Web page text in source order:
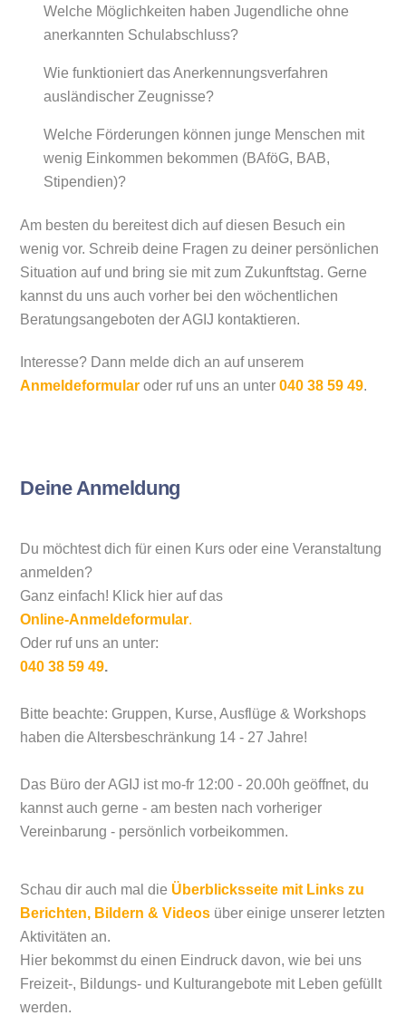
Welche Möglichkeiten haben Jugendliche ohne
anerkannten Schulabschluss?
Wie funktioniert das Anerkennungsverfahren
ausländischer Zeugnisse?
Welche Förderungen können junge Menschen mit
wenig Einkommen bekommen (BAföG, BAB,
Stipendien)?
Am besten du bereitest dich auf diesen Besuch ein
wenig vor. Schreib deine Fragen zu deiner persönlichen
Situation auf und bring sie mit zum Zukunftstag. Gerne
kannst du uns auch vorher bei den wöchentlichen
Beratungsangeboten der AGIJ kontaktieren.
Interesse? Dann melde dich an auf unserem
Anmeldeformular oder ruf uns an unter 040 38 59 49.
Deine Anmeldung
Du möchtest dich für einen Kurs oder eine Veranstaltung
anmelden?
Ganz einfach! Klick hier auf das
Online-Anmeldeformular.
Oder ruf uns an unter:
040 38 59 49.
Bitte beachte: Gruppen, Kurse, Ausflüge & Workshops
haben die Altersbeschränkung 14 - 27 Jahre!
Das Büro der AGIJ ist mo-fr 12:00 - 20.00h geöffnet, du
kannst auch gerne - am besten nach vorheriger
Vereinbarung - persönlich vorbeikommen.
Schau dir auch mal die Überblicksseite mit Links zu
Berichten, Bildern & Videos über einige unserer letzten
Aktivitäten an.
Hier bekommst du einen Eindruck davon, wie bei uns
Freizeit-, Bildungs- und Kulturangebote mit Leben gefüllt
werden.